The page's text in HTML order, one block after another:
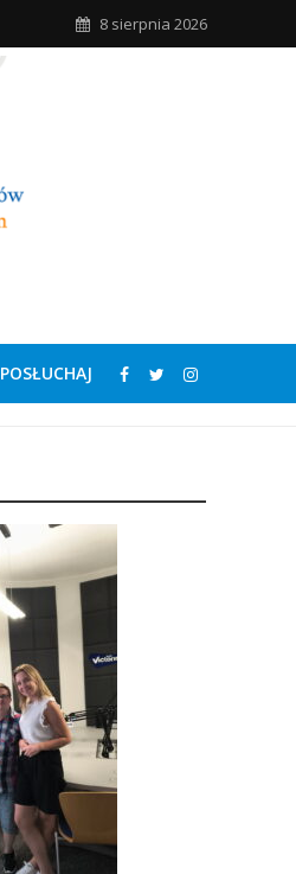
8 sierpnia 2026
POSŁUCHAJ